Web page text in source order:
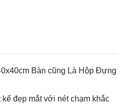
Bàn cũng Là Hộp Đựng
đẹp mắt với nét chạm khắc